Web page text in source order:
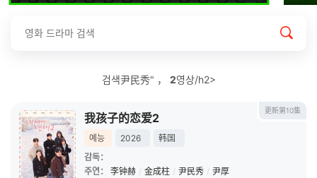
검색尹民秀" ， 2영상/h2>
更新第10集
我孩子的恋爱2
예능 2026
韩国
감독：
주연：
李钟赫 / 金成柱 / 尹民秀 / 尹厚